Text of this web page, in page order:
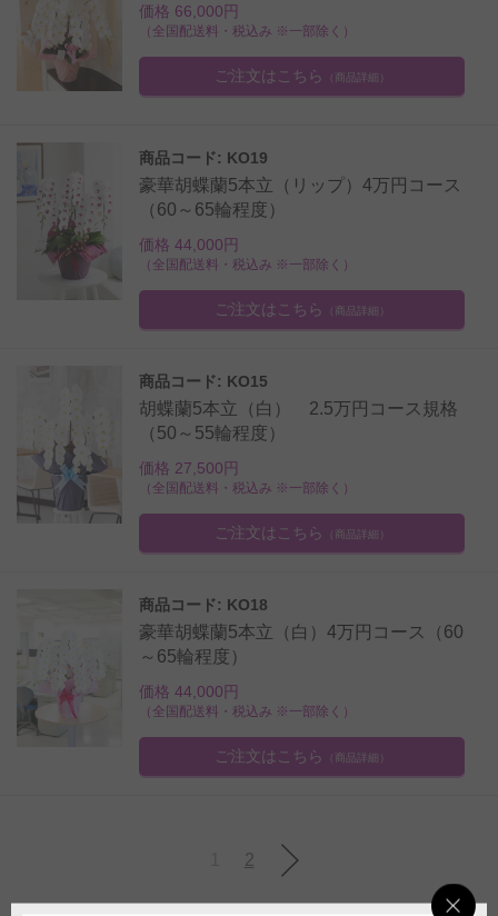
価格 66,000円
（全国配送料・税込み ※一部除く）
ご注文はこちら （商品詳細）
商品コード: KO19
豪華胡蝶蘭5本立（リップ）4万円コース
（60～65輪程度）
価格 44,000円
（全国配送料・税込み ※一部除く）
ご注文はこちら （商品詳細）
商品コード: KO15
胡蝶蘭5本立（白） 2.5万円コース規格
（50～55輪程度）
価格 27,500円
（全国配送料・税込み ※一部除く）
ご注文はこちら （商品詳細）
商品コード: KO18
豪華胡蝶蘭5本立（白）4万円コース（60
～65輪程度）
価格 44,000円
（全国配送料・税込み ※一部除く）
ご注文はこちら （商品詳細）
2